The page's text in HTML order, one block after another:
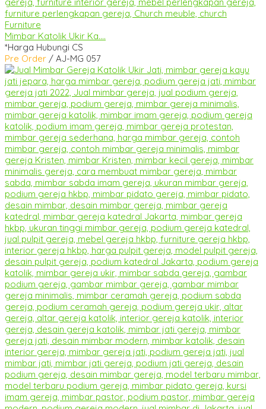
Mimbar Katolik Ukir Ka....
*Harga Hubungi CS
Pre Order / AJ-MG 057